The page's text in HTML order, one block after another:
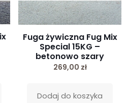
Fuga żywiczna Fug Mix
Special 15KG –
betonowo szary
269,00 zł
Dodaj do koszyka